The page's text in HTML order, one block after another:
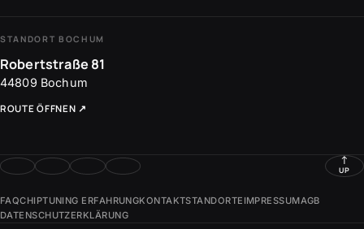
STANDORT BOCHUM
Robertstraße 81
44809 Bochum
ROUTE ÖFFNEN ↗
FAQCHIPTUNING ERFAHRUNGKONTAKTSTANDORTE IMPRESSUMAGB
DATENSCHUTZERKLÄRUNG
↑
UP